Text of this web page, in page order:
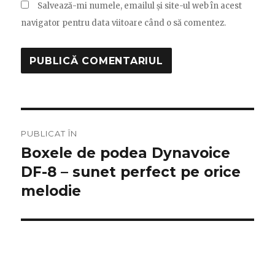
Salvează-mi numele, emailul și site-ul web în acest
navigator pentru data viitoare când o să comentez.
în
articole
PUBLICAT ÎN
Boxele de podea Dynavoice
DF-8 – sunet perfect pe orice
melodie